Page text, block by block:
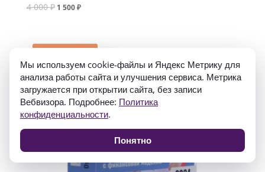
4 000₽ 1 500₽
Мы используем cookie-файлы и Яндекс Метрику для
анализа работы сайта и улучшения сервиса. Метрика
загружается при открытии сайта, без записи
Вебвизора. Подробнее: Политика
конфиденциальности.
Понятно